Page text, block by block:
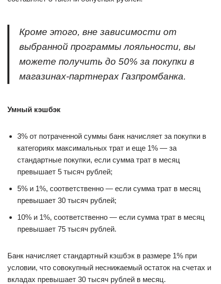
Кроме этого, вне зависимости от
выбранной программы лояльности, вы
можете получить до 50% за покупки в
магазинах-партнерах Газпромбанка.
Умный кэшбэк
3% от потраченной суммы банк начисляет за покупки в
категориях максимальных трат и еще 1% — за
стандартные покупки, если сумма трат в месяц
превышает 5 тысяч рублей;
5% и 1%, соответственно — если сумма трат в месяц
превышает 30 тысяч рублей;
10% и 1%, соответственно — если сумма трат в месяц
превышает 75 тысяч рублей.
Банк начисляет стандартный кэшбэк в размере 1% при
условии, что совокупный неснижаемый остаток на счетах и
вкладах превышает 30 тысяч рублей в месяц.